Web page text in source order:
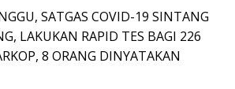
SATGAS COVID-19 SINTANG
LAKUKAN RAPID TES BAGI 226
8 ORANG DINYATAKAN